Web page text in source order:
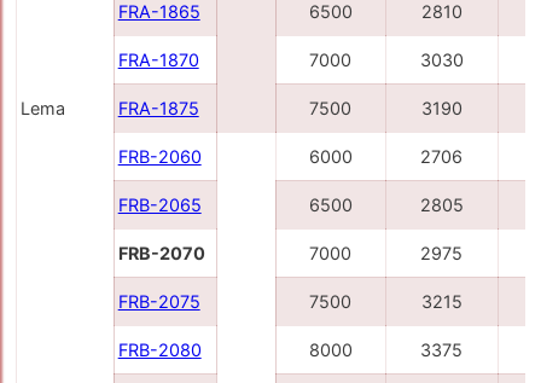
Lema
FRA-1865 6500 2810
FRA-1870 7000 3030
FRA-1875 7500 3190
FRB-2060 6000 2706
FRB-2065 6500 2805
FRB-2070 7000 2975
FRB-2075 7500 3215
FRB-2080 8000 3375